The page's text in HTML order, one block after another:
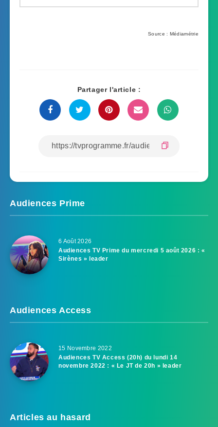
Source : Médiamétrie
Partager l'article :
Audiences Prime
6 Août 2026
Audiences TV Prime du mercredi 5 août 2026 : «
Sirènes » leader
Audiences Access
15 Novembre 2022
Audiences TV Access (20h) du lundi 14
novembre 2022 : « Le JT de 20h » leader
Articles au hasard